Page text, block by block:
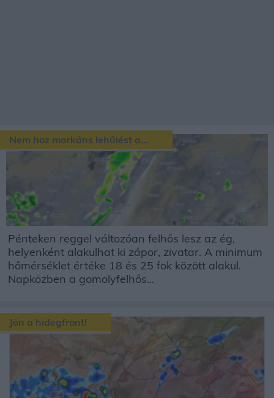
Nem hoz markáns lehűlést a...
Pénteken reggel változóan felhős lesz az ég,
helyenként alakulhat ki zápor, zivatar. A minimum
hőmérséklet értéke 18 és 25 fok között alakul.
Napközben a gomolyfelhős...
Jön a hidegfront!